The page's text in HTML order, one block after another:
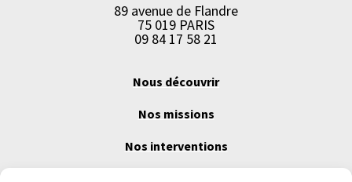
89 avenue de Flandre
75 019 PARIS
09 84 17 58 21
Nous découvrir
Nos missions
Nos interventions